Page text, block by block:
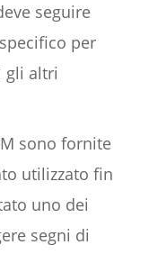
seguire
per
gli altri
sono fornite
utilizzato fin
uno dei
segni di